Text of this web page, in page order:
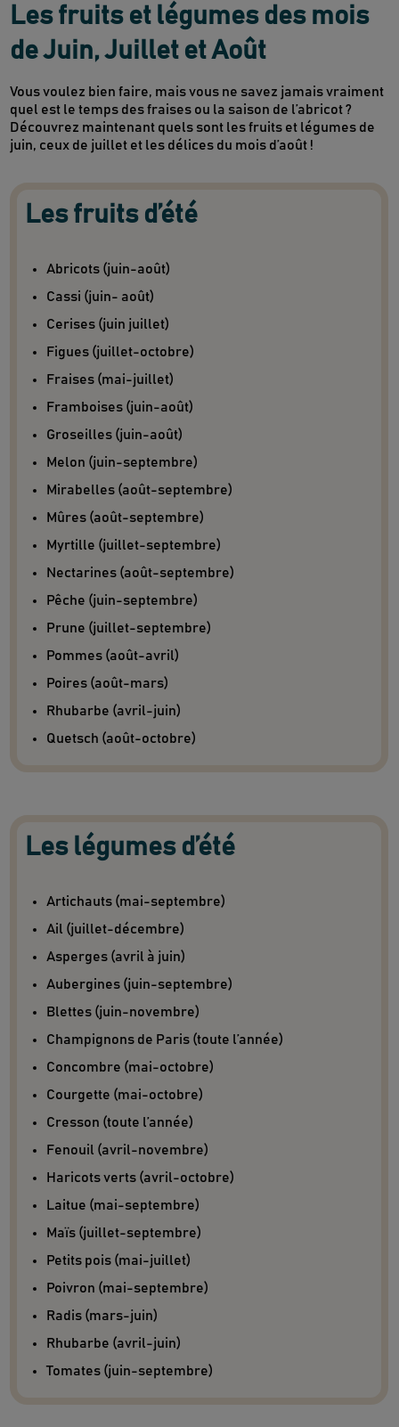
Les fruits et légumes des mois
de Juin, Juillet et Août
Vous voulez bien faire, mais vous ne savez jamais vraiment
quel est le temps des fraises ou la saison de l’abricot ?
Découvrez maintenant quels sont les fruits et légumes de
juin, ceux de juillet et les délices du mois d’août !
Les fruits d’été
Abricots (juin-août)
Cassi (juin- août)
Cerises (juin juillet)
Figues (juillet-octobre)
Fraises (mai-juillet)
Framboises (juin-août)
Groseilles (juin-août)
Melon (juin-septembre)
Mirabelles (août-septembre)
Mûres (août-septembre)
Myrtille (juillet-septembre)
Nectarines (août-septembre)
Pêche (juin-septembre)
Prune (juillet-septembre)
Pommes (août-avril)
Poires (août-mars)
Rhubarbe (avril-juin)
Quetsch (août-octobre)
Les légumes d’été
Artichauts (mai-septembre)
Ail (juillet-décembre)
Asperges (avril à juin)
Aubergines (juin-septembre)
Blettes (juin-novembre)
Champignons de Paris (toute l’année)
Concombre (mai-octobre)
Courgette (mai-octobre)
Cresson (toute l’année)
Fenouil (avril-novembre)
Haricots verts (avril-octobre)
Laitue (mai-septembre)
Maïs (juillet-septembre)
Petits pois (mai-juillet)
Poivron (mai-septembre)
Radis (mars-juin)
Rhubarbe (avril-juin)
Tomates (juin-septembre)